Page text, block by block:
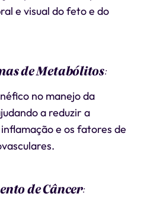
e visual do feto e do
de Metabólitos:
no manejo da
a reduzir a
e os fatores de
de Câncer: